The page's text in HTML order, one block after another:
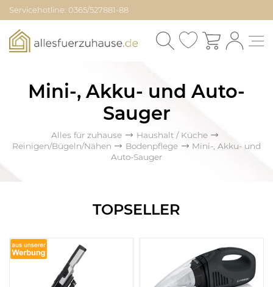
Servicehotline: 0365/527881-88
Mini-, Akku- und Auto-
Sauger
Alles für zuhause
Haushalt / Küche
Reinigen/Bügeln/Nähen
Bodenpflege
Mini-, Akku- und
Auto-Sauger
TOPSELLER